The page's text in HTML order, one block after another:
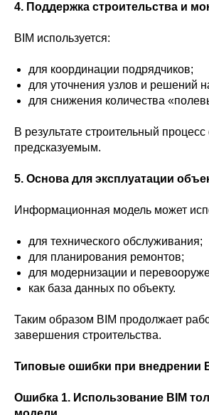
4. Поддержка строительства и
BIM используется:
для координации подрядчиков;
для уточнения узлов и решений
для снижения количества
В результате строительный
предсказуемым.
5. Основа для эксплуатации
Информационная модель может
для технического обслуживания;
для планирования ремонтов;
для модернизации и
как база данных по объекту.
Таким образом BIM продолжает
завершения строительства.
Типовые ошибки при внедрении
Ошибка 1. Использование BIM